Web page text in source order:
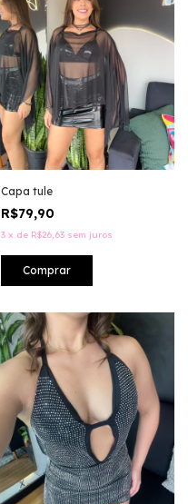
Capa tule
R$79,90
3 x de R$26,63 sem juros